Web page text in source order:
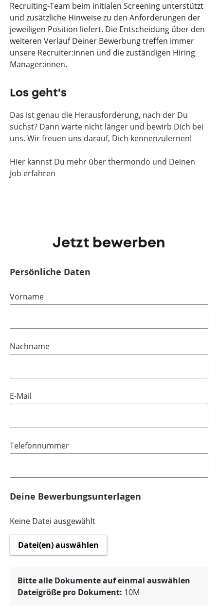
Recruiting-Team beim initialen Screening unterstützt
und zusätzliche Hinweise zu den Anforderungen der
jeweiligen Position liefert. Die Entscheidung über den
weiteren Verlauf Deiner Bewerbung treffen immer
unsere Recruiter:innen und die zuständigen Hiring
Manager:innen.
Los geht's
Das ist genau die Herausforderung, nach der Du
suchst? Dann warte nicht länger und bewirb Dich bei
uns. Wir freuen uns darauf, Dich kennenzulernen!
Hier kannst Du mehr über thermondo und Deinen
Job erfahren
Jetzt bewerben
Persönliche Daten
Vorname
Nachname
E-Mail
Telefonnummer
Deine Bewerbungsunterlagen
Keine Datei ausgewählt
Datei(en) auswählen
Bitte alle Dokumente auf einmal auswählen
Dateigröße pro Dokument: 10M